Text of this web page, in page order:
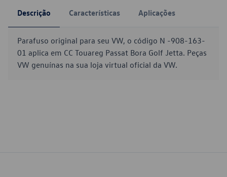
Descrição Características Aplicações
Parafuso original para seu VW, o código N -908-163-
01 aplica em CC Touareg Passat Bora Golf Jetta. Peças
VW genuínas na sua loja virtual oficial da VW.